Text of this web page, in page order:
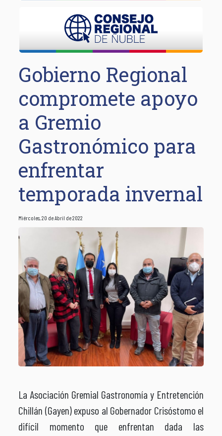
Gobierno Regional
compromete apoyo
a Gremio
Gastronómico para
enfrentar
temporada invernal
Miércoles, 20 de Abril de 2022
La Asociación Gremial Gastronomía y Entretención
Chillán (Gayen) expuso al Gobernador Crisóstomo el
difícil momento que enfrentan dada las